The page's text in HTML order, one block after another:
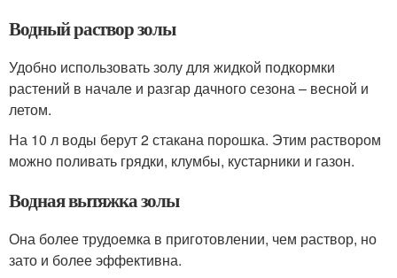
Водный раствор золы
Удобно использовать золу для жидкой подкормки
растений в начале и разгар дачного сезона – весной и
летом.
На 10 л воды берут 2 стакана порошка. Этим раствором
можно поливать грядки, клумбы, кустарники и газон.
Водная вытяжка золы
Она более трудоемка в приготовлении, чем раствор, но
зато и более эффективна.